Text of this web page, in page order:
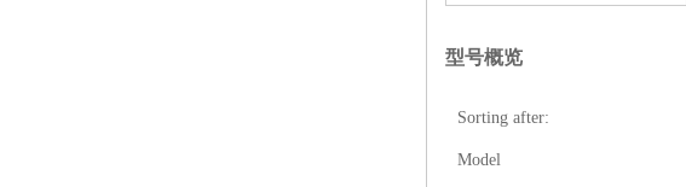
型号概览
Sorting after:
Model